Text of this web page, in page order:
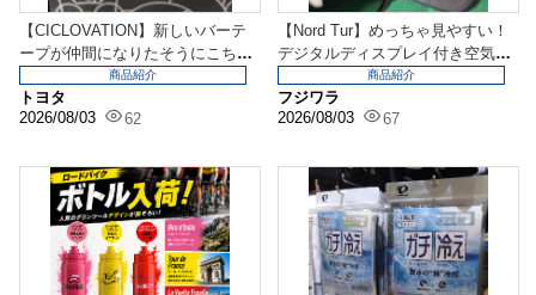
【CICLOVATION】新しいバーテ
ープが仲間になりたそうにこちら
を見ている。...
トヨタ
2026/08/03
62
商品紹介
【Nord Tur】めっちゃ見やすい！
デジタルディスプレイ付き空気入
れ入荷しまし...
フジワラ
2026/08/03
67
商品紹介